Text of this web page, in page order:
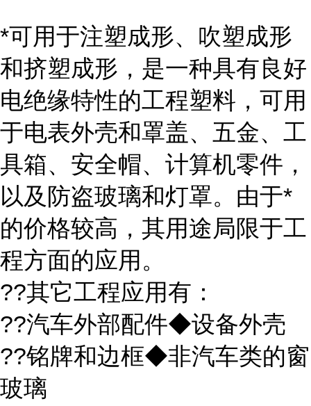
*可用于注塑成形、吹塑成形
和挤塑成形，是一种具有良好
电绝缘特性的工程塑料，可用
于电表外壳和罩盖、五金、工
具箱、安全帽、计算机零件，
以及防盗玻璃和灯罩。由于*
的价格较高，其用途局限于工
程方面的应用。
??其它工程应用有：
??汽车外部配件◆设备外壳
??铭牌和边框◆非汽车类的窗
玻璃